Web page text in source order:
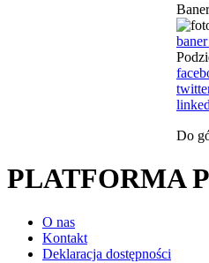
Baner
Do
PLATFORMA
O nas
Kontakt
Deklaracja dostępności